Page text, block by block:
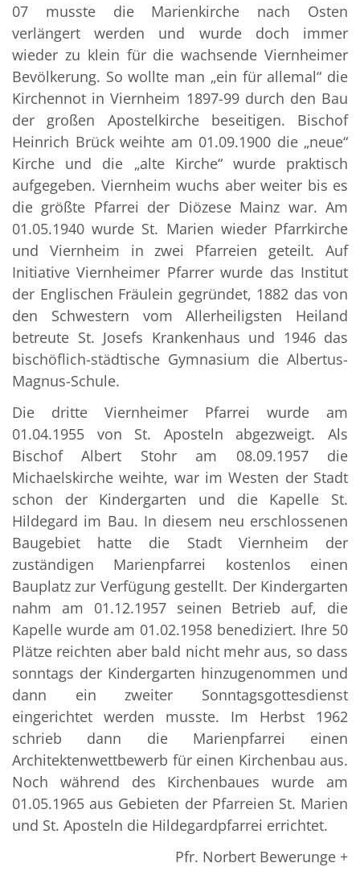
07 musste die Marienkirche nach Osten
verlängert werden und wurde doch immer
wieder zu klein für die wachsende Viernheimer
Bevölkerung. So wollte man „ein für allemal“ die
Kirchennot in Viernheim 1897-99 durch den Bau
der großen Apostelkirche beseitigen. Bischof
Heinrich Brück weihte am 01.09.1900 die „neue“
Kirche und die „alte Kirche“ wurde praktisch
aufgegeben. Viernheim wuchs aber weiter bis es
die größte Pfarrei der Diözese Mainz war. Am
01.05.1940 wurde St. Marien wieder Pfarrkirche
und Viernheim in zwei Pfarreien geteilt. Auf
Initiative Viernheimer Pfarrer wurde das Institut
der Englischen Fräulein gegründet, 1882 das von
den Schwestern vom Allerheiligsten Heiland
betreute St. Josefs Krankenhaus und 1946 das
bischöflich-städtische Gymnasium die Albertus-
Magnus-Schule.
Die dritte Viernheimer Pfarrei wurde am
01.04.1955 von St. Aposteln abgezweigt. Als
Bischof Albert Stohr am 08.09.1957 die
Michaelskirche weihte, war im Westen der Stadt
schon der Kindergarten und die Kapelle St.
Hildegard im Bau. In diesem neu erschlossenen
Baugebiet hatte die Stadt Viernheim der
zuständigen Marienpfarrei kostenlos einen
Bauplatz zur Verfügung gestellt. Der Kindergarten
nahm am 01.12.1957 seinen Betrieb auf, die
Kapelle wurde am 01.02.1958 benediziert. Ihre 50
Plätze reichten aber bald nicht mehr aus, so dass
sonntags der Kindergarten hinzugenommen und
dann ein zweiter Sonntagsgottesdienst
eingerichtet werden musste. Im Herbst 1962
schrieb dann die Marienpfarrei einen
Architektenwettbewerb für einen Kirchenbau aus.
Noch während des Kirchenbaues wurde am
01.05.1965 aus Gebieten der Pfarreien St. Marien
und St. Aposteln die Hildegardpfarrei errichtet.
Pfr. Norbert Bewerunge +